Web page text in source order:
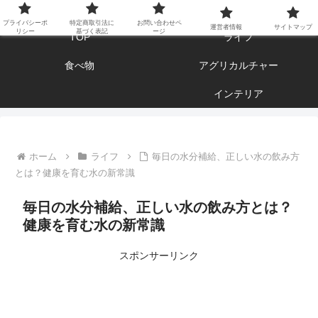
エンジョイ ブログライフ
TOP ライフ
食べ物 アグリカルチャー
インテリア
ホーム ライフ
毎日の水分補給、正しい水の飲み方
とは？健康を育む水の新常識
毎日の水分補給、正しい水の飲み方とは？
健康を育む水の新常識
スポンサーリンク
プライバシーポ
リシー
特定商取引法に
基づく表記
お問い合わせペ
ージ
運営者情報 サイトマップ